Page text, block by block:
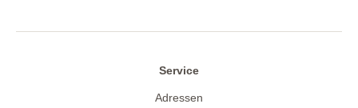
Service
Adressen